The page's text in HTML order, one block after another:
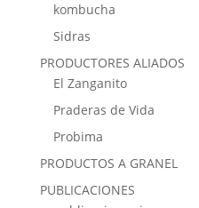
kombucha
Sidras
PRODUCTORES ALIADOS
El Zanganito
Praderas de Vida
Probima
PRODUCTOS A GRANEL
PUBLICACIONES